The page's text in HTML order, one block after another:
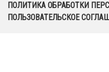
ПОЛИТИКА ОБРАБОТКИ
ПОЛЬЗОВАТЕЛЬСКОЕ